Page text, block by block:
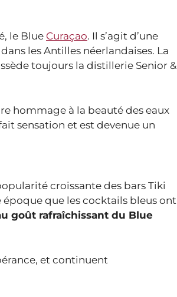
le Blue Curaçao. Il s’agit d’une
les Antilles néerlandaises. La
toujours la distillerie Senior &
hommage à la beauté des eaux
sensation et est devenue un
croissante des bars Tiki
que les cocktails bleus ont
goût rafraîchissant du Blue
et continuent